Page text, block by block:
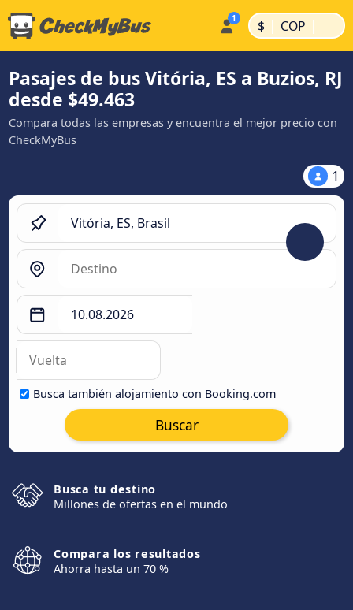
$ | COP |
Pasajes de bus Vitória, ES a Buzios, RJ
desde $49.463
Compara todas las empresas y encuentra el mejor precio con
CheckMyBus
1
Busca también alojamiento con Booking.com
Buscar
Busca tu destino
Millones de ofertas en el mundo
Compara los resultados
Ahorra hasta un 70 %